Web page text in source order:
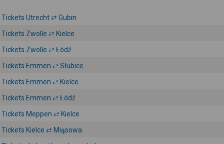
Tickets Utrecht ⇄ Gubin
Tickets Zwolle ⇄ Kielce
Tickets Zwolle ⇄ Łódź
Tickets Emmen ⇄ Słubice
Tickets Emmen ⇄ Kielce
Tickets Emmen ⇄ Łódź
Tickets Meppen ⇄ Kielce
Tickets Kielce ⇄ Miąsowa